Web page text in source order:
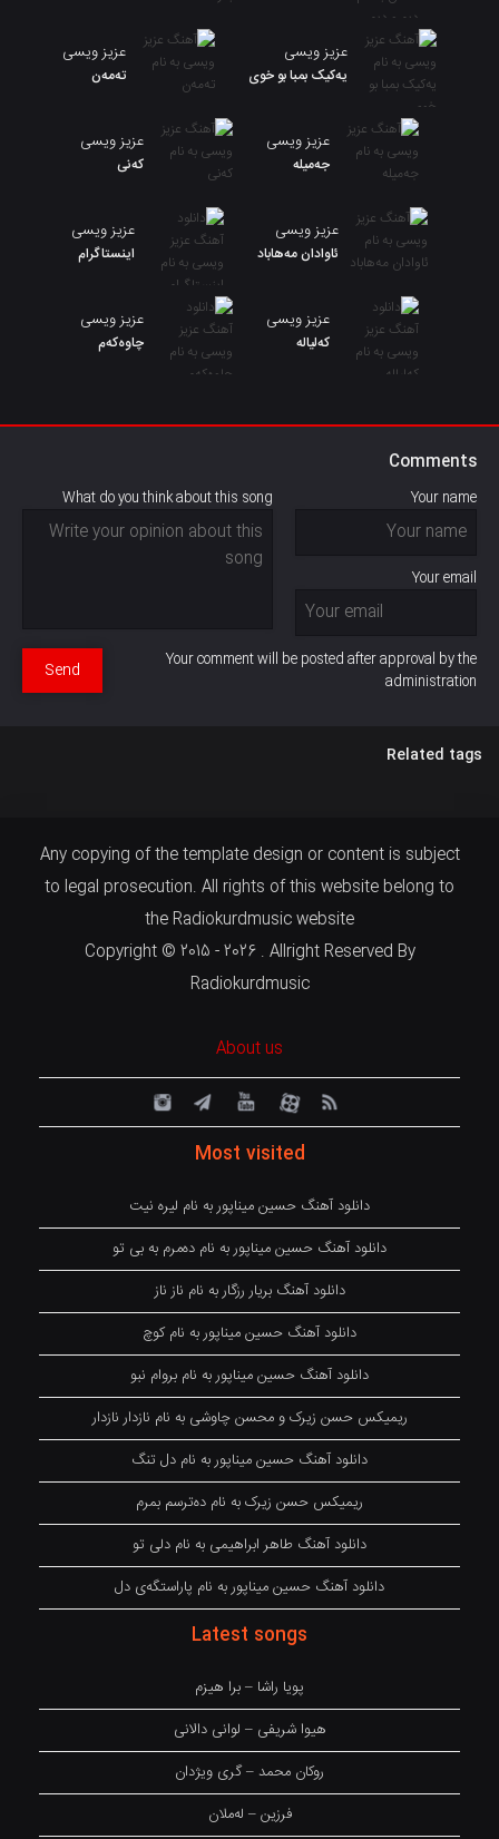
عزیز ویسی
یەکیک بمبا بو خوی
عزیز ویسی
تەمەن
عزیز ویسی
جەمیلە
عزیز ویسی
کەنی
عزیز ویسی
ئاوادان مەهاباد
عزیز ویسی
اینستاگرام
عزیز ویسی
کەلیالە
عزیز ویسی
چاوەکەم
Comments
Your name
Your email
What do you think about this song
Your comment will be posted after approval by the
administration
Send
Related tags
Any copying of the template design or content is subject
to legal prosecution. All rights of this website belong to
the Radiokurdmusic website
Copyright © 2015 - 2026 . Allright Reserved By
Radiokurdmusic
About us
Most visited
دانلود آهنگ حسین میناپور به نام لیره نیت
دانلود آهنگ حسین میناپور به نام دەمرم بە بی تو
دانلود آهنگ بریار رزگار به نام ناز ناز
دانلود آهنگ حسین میناپور به نام کوچ
دانلود آهنگ حسین میناپور به نام بروام نبو
ریمیکس حسن زیرک و محسن چاوشی به نام نازدار نازدار
دانلود آهنگ حسین میناپور به نام دل تنگ
ریمیکس حسن زیرک به نام دەترسم بمرم
دانلود آهنگ طاهر ابراهیمی به نام دلی تو
دانلود آهنگ حسین میناپور به نام پاراستگەی دل
Latest songs
پویا راشا – برا هیزم
هیوا شریفی – لوانی دالانی
روکان محمد – گری ویژدان
فرزین – لەملان